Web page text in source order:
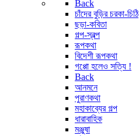
Back
চাঁদের বুড়ির চরকা-চিঠি
ছড়া-কবিতা
গল্প-স্বল্প
রূপকথা
বিদেশী রূপকথা
গপ্পো হলেও সত্যি !
Back
আনমনে
পুরাণকথা
মহাকাব্যের গল্প
ধারাবাহিক
মঞ্জুষা